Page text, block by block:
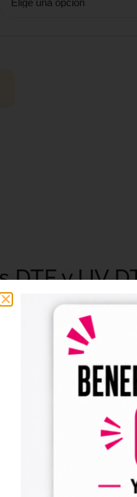
DTF y UV
diseños digitales DTF y UV
su catálogo de
diseños individuales y
y utilizarlo en tus
DTF textil
son ideales para
facilitar la